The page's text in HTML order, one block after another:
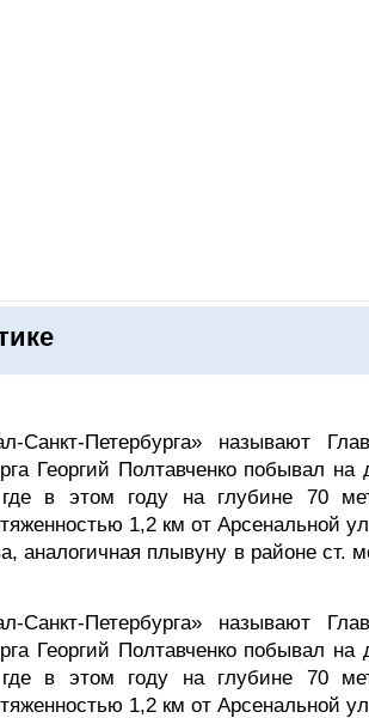
Петербурга» называют
Георгий Полтавченко побывал на
в этом году на глубине 70
1,2 км от Арсенальной
аналогичная плывуну в районе ст.
Петербурга» называют
Георгий Полтавченко побывал на
в этом году на глубине 70
1,2 км от Арсенальной